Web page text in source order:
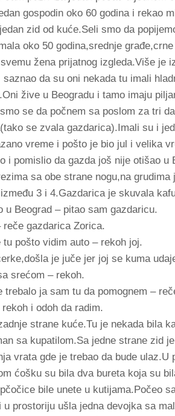
gospodin oko 60 godina i rekao
zid od kuće.Seli smo da
oko 50 godina,srednje
žena prijatnog izgleda.Više je
da su oni nekada tu imali
žive u Beogradu i tamo imaju
se da počnem sa poslom za tri
se zvala gazdarica).Imali su i
vreme i pošto je bio jul i velika
i pomislio da gazda još nije otišao
sa obe strane nogu,na
3 i 4.Gazdarica je skuvala
u Beograd – pitao sam gazdaricu.
gazdarica Zorica.
pošto vidim auto – rekoh joj.
je juče jer joj se kuma
srećom – rekoh.
trebalo ja sam tu da pomognem –
i odoh da radim.
strane kuće.Tu je nekada bila
sa kupatilom.Sa jedne strane zid
vrata gde je trebao da bude
ćošku su bila dva bureta koja su
bile unete u kutijama.Počeo
u prostoriju ušla jedna devojka sa